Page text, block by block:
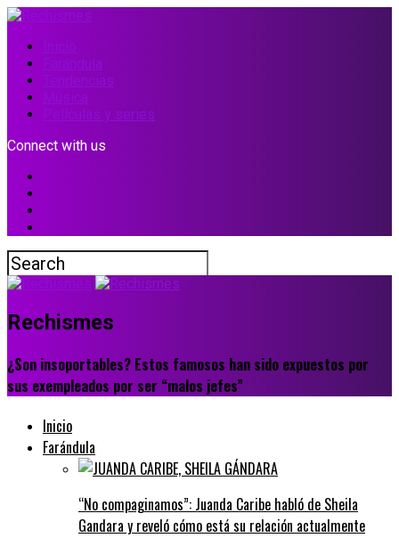
Inicio
Farándula
Tendencias
Música
Películas y series
Connect with us
Rechismes
¿Son insoportables? Estos famosos han sido expuestos por
sus exempleados por ser “malos jefes”
Inicio
Farándula
“No compaginamos”: Juanda Caribe habló de Sheila
Gandara y reveló cómo está su relación actualmente